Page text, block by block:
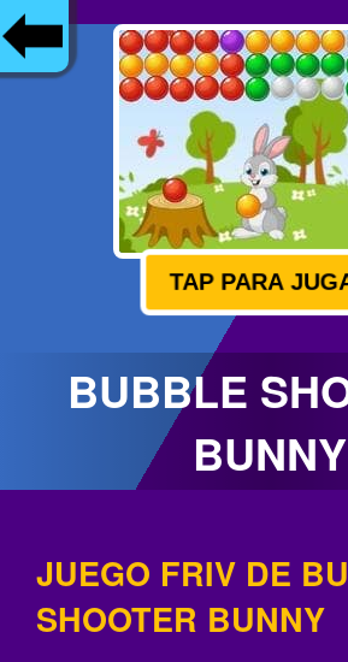
TAP PARA
BUBBLE
BUNNY
JUEGO FRIV DE
SHOOTER BUNNY